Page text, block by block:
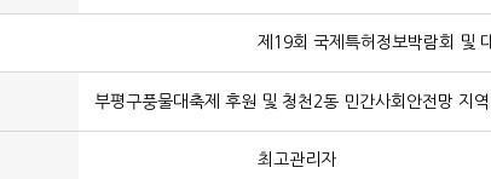
제19회 국제특허정보박람회 및
부평구풍물대축제 후원 및 청천2동 민간사회안전망 지
최고관리자